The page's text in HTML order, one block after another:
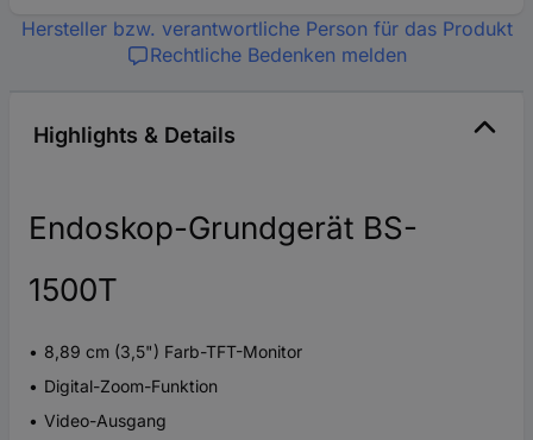
Hersteller bzw. verantwortliche Person für das Produkt
Rechtliche Bedenken melden
Highlights & Details
Endoskop-Grundgerät BS-
1500T
8,89 cm (3,5") Farb-TFT-Monitor
Digital-Zoom-Funktion
Video-Ausgang